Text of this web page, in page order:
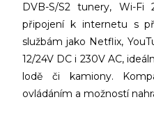
DVB-S/S2 tunery, Wi-
připojení k internetu s
službám jako Netflix,
12/24V DC i 230V AC,
lodě či kamiony.
ovládáním a možností